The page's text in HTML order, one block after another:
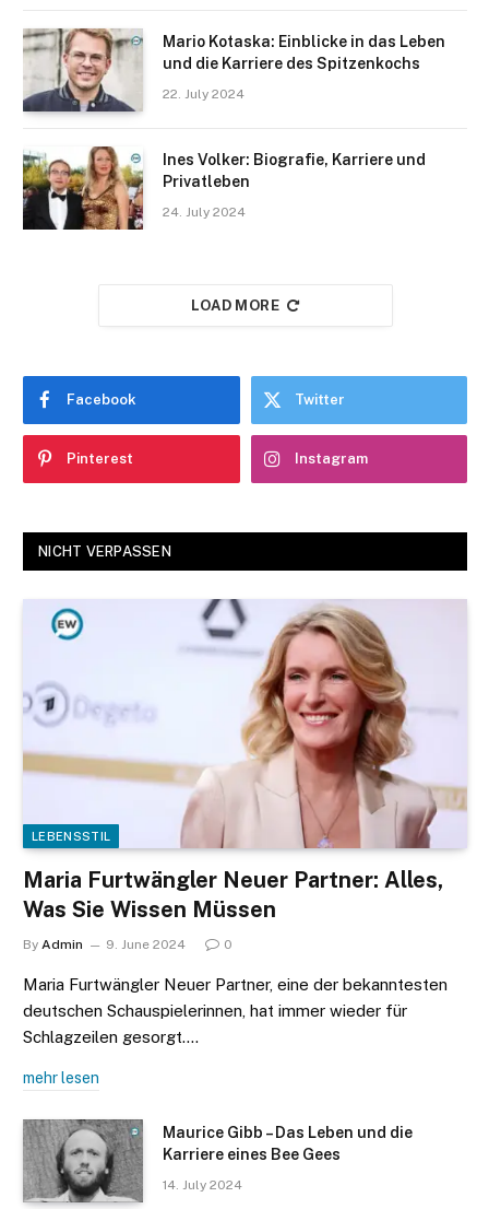
Mario Kotaska: Einblicke in das Leben
und die Karriere des Spitzenkochs
22. July 2024
Ines Volker: Biografie, Karriere und
Privatleben
24. July 2024
LOAD MORE
Facebook Twitter
Pinterest Instagram
NICHT VERPASSEN
LEBENSSTIL
Maria Furtwängler Neuer Partner: Alles,
Was Sie Wissen Müssen
By Admin 9. June 2024 0
Maria Furtwängler Neuer Partner, eine der bekanntesten
deutschen Schauspielerinnen, hat immer wieder für
Schlagzeilen gesorgt.…
mehr lesen
Maurice Gibb – Das Leben und die
Karriere eines Bee Gees
14. July 2024